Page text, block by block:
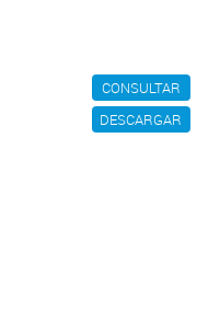
CONSULTAR
DESCARGAR